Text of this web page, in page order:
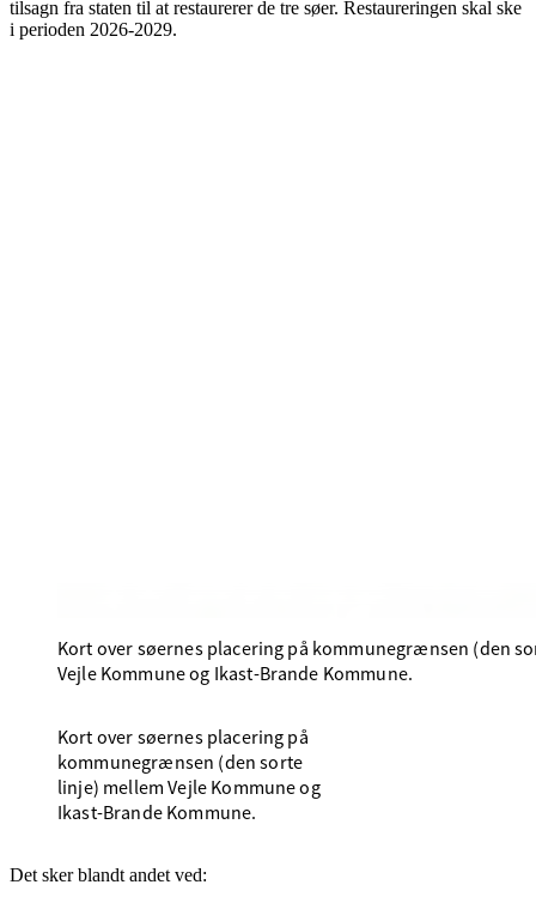
tilsagn fra staten til at restaurerer de tre søer. Restaureringen skal ske
i perioden 2026-2029.
Kort over søernes placering på kommunegrænsen (den
Vejle Kommune og Ikast-Brande Kommune.
Kort over søernes placering på
kommunegrænsen (den sorte
linje) mellem Vejle Kommune og
Ikast-Brande Kommune.
Det sker blandt andet ved: